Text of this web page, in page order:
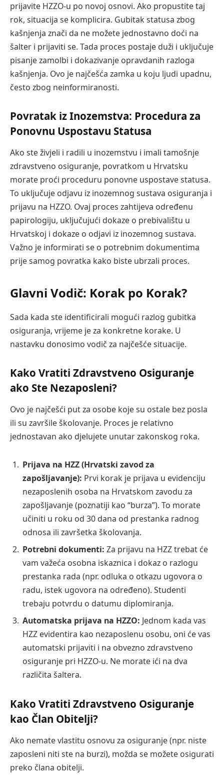
prijavite HZZO-u po novoj osnovi. Ako propustite taj
rok, situacija se komplicira. Gubitak statusa zbog
kašnjenja znači da ne možete jednostavno doći na
šalter i prijaviti se. Tada proces postaje duži i uključuje
pisanje zamolbi i dokazivanje opravdanih razloga
kašnjenja. Ovo je najčešća zamka u koju ljudi upadnu,
često zbog neinformiranosti.
Povratak iz Inozemstva: Procedura za
Ponovnu Uspostavu Statusa
Ako ste živjeli i radili u inozemstvu i imali tamošnje
zdravstveno osiguranje, povratkom u Hrvatsku
morate proći proceduru ponovne uspostave statusa.
To uključuje odjavu iz inozemnog sustava osiguranja i
prijavu na HZZO. Ovaj proces zahtijeva određenu
papirologiju, uključujući dokaze o prebivalištu u
Hrvatskoj i dokaze o odjavi iz inozemnog sustava.
Važno je informirati se o potrebnim dokumentima
prije samog povratka kako biste ubrzali proces.
Glavni Vodič: Korak po Korak?
Sada kada ste identificirali mogući razlog gubitka
osiguranja, vrijeme je za konkretne korake. U
nastavku donosimo vodič za najčešće situacije.
Kako Vratiti Zdravstveno Osiguranje
ako Ste Nezaposleni?
Ovo je najčešći put za osobe koje su ostale bez posla
ili su završile školovanje. Proces je relativno
jednostavan ako djelujete unutar zakonskog roka.
Prijava na HZZ (Hrvatski zavod za
zapošljavanje): Prvi korak je prijava u evidenciju
nezaposlenih osoba na Hrvatskom zavodu za
zapošljavanje (poznatiji kao “burza”). To morate
učiniti u roku od 30 dana od prestanka radnog
odnosa ili završetka školovanja.
Potrebni dokumenti: Za prijavu na HZZ trebat će
vam važeća osobna iskaznica i dokaz o razlogu
prestanka rada (npr. odluka o otkazu ugovora o
radu, istek ugovora na određeno). Studenti
trebaju potvrdu o datumu diplomiranja.
Automatska prijava na HZZO: Jednom kada vas
HZZ evidentira kao nezaposlenu osobu, oni će vas
automatski prijaviti i na obvezno zdravstveno
osiguranje pri HZZO-u. Ne morate ići na dva
različita šaltera.
Kako Vratiti Zdravstveno Osiguranje
kao Član Obitelji?
Ako nemate vlastitu osnovu za osiguranje (npr. niste
zaposleni niti ste na burzi), možda se možete osigurati
preko člana obitelji.